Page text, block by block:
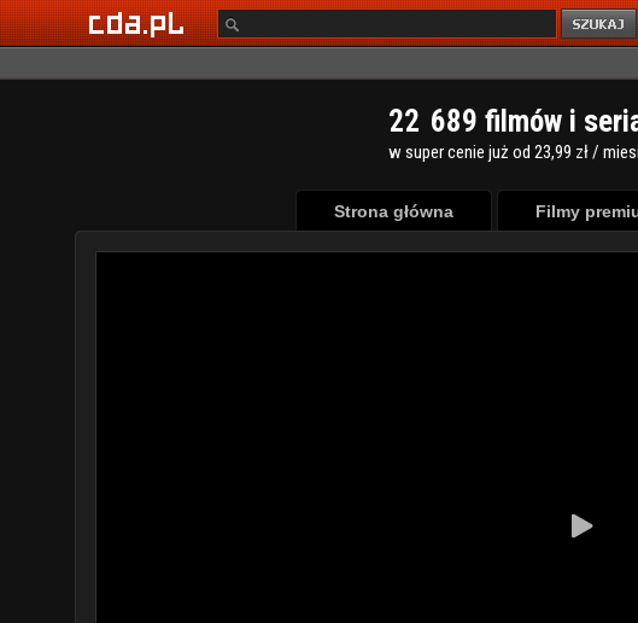
22 689 filmów i
w super cenie już od 23,99 zł /
Strona główna Filmy